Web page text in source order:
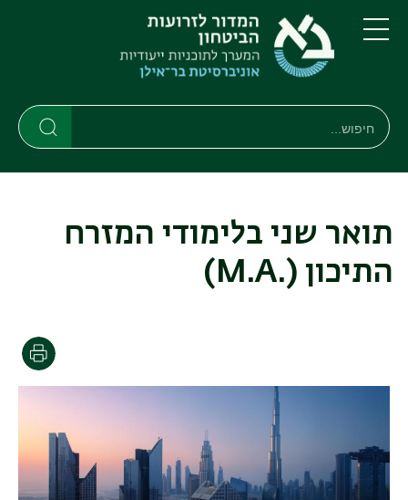
דילוג
לתוכן
העיקרי
דילוג
לתפריט
ניווט
ראשי
תפריט
חיפוש
חיפוש
תואר שני בלימודי המזרח
התיכון (.M.A)